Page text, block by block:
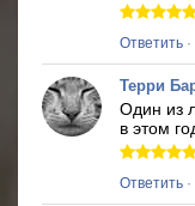
Ответить ·
Терри
Один из
в этом
Ответить ·